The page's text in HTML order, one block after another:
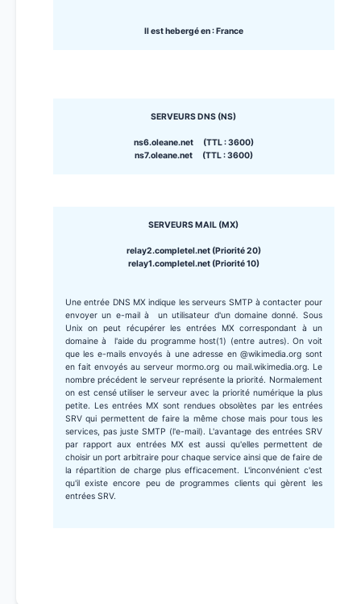
Il est hebergé en : France
SERVEURS DNS (NS)
ns6.oleane.net (TTL : 3600)
ns7.oleane.net (TTL : 3600)
SERVEURS MAIL (MX)
relay2.completel.net (Priorité 20)
relay1.completel.net (Priorité 10)
Une entrée DNS MX indique les serveurs SMTP à contacter pour
envoyer un e-mail à un utilisateur d'un domaine donné. Sous
Unix on peut récupérer les entrées MX correspondant à un
domaine à l'aide du programme host(1) (entre autres). On voit
que les e-mails envoyés à une adresse en @wikimedia.org sont
en fait envoyés au serveur mormo.org ou mail.wikimedia.org. Le
nombre précédent le serveur représente la priorité. Normalement
on est censé utiliser le serveur avec la priorité numérique la plus
petite. Les entrées MX sont rendues obsolètes par les entrées
SRV qui permettent de faire la même chose mais pour tous les
services, pas juste SMTP (l'e-mail). L'avantage des entrées SRV
par rapport aux entrées MX est aussi qu'elles permettent de
choisir un port arbitraire pour chaque service ainsi que de faire de
la répartition de charge plus efficacement. L'inconvénient c'est
qu'il existe encore peu de programmes clients qui gèrent les
entrées SRV.